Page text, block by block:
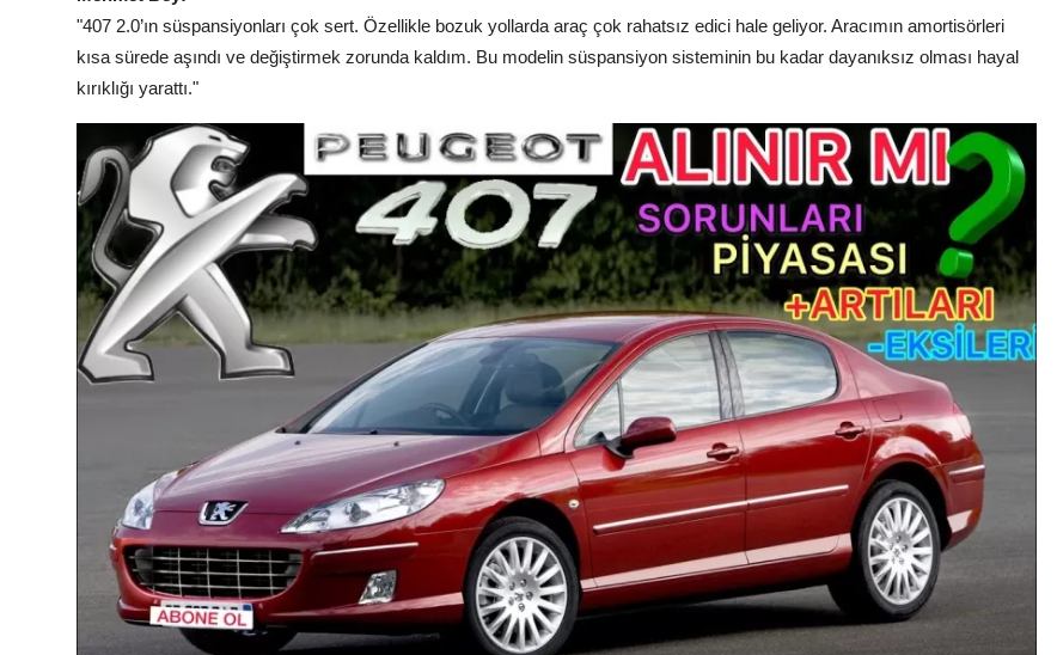
"407 2.0’ın süspansiyonları çok sert. Özellikle bozuk yollarda araç çok rahatsız edici hale geliyor. Aracımın amortisörleri
kısa sürede aşındı ve değiştirmek zorunda kaldım. Bu modelin süspansiyon sisteminin bu kadar dayanıksız olması hayal
kırıklığı yarattı."